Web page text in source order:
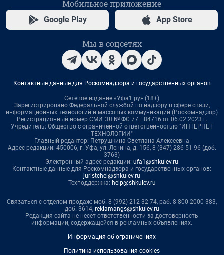
Мобильное приложение
Google Play App Store
Мы в соцсетях
Контактные данные для Роскомнадзора и государственных органов
Сетевое издание «Уфа1.ру» (18+)
Зарегистрировано Федеральной службой по надзору в сфере связи,
информационных технологий и массовых коммуникаций (Роскомнадзор)
Регистрационный номер СМИ ЭЛ № ФС 77– 84716 от 06.02.2023 г.
Учредитель: Общество с ограниченной ответственностью "ИНТЕРНЕТ
ТЕХНОЛОГИИ"
Главный редактор: Петрушкина Светлана Алексеевна
Адрес редакции: 450006, г. Уфа, ул. Ленина, д. 156, 8 (347) 286-51-96 (доб.
3763)
Электронный адрес редакции: ufa1@shkulev.ru
Контактные данные для Роскомнадзора и государственных органов:
juristchel@shkulev.ru
Техподдержка: help@shkulev.ru
Связаться с отделом продаж: моб. 8 (992) 212-32-74, раб. 8 800 2000-383,
доб. 3614, reklamangs@shkulev.ru
Редакция сайта не несет ответственности за достоверность
информации, содержащейся в рекламных объявлениях.
Информация об ограничениях
Политика использования cookies